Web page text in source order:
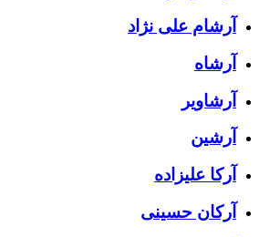
آرشام علی نژاد
آرشاه
آرشاویر
آرشین
آرکا علیزاده
آرکان حسینی